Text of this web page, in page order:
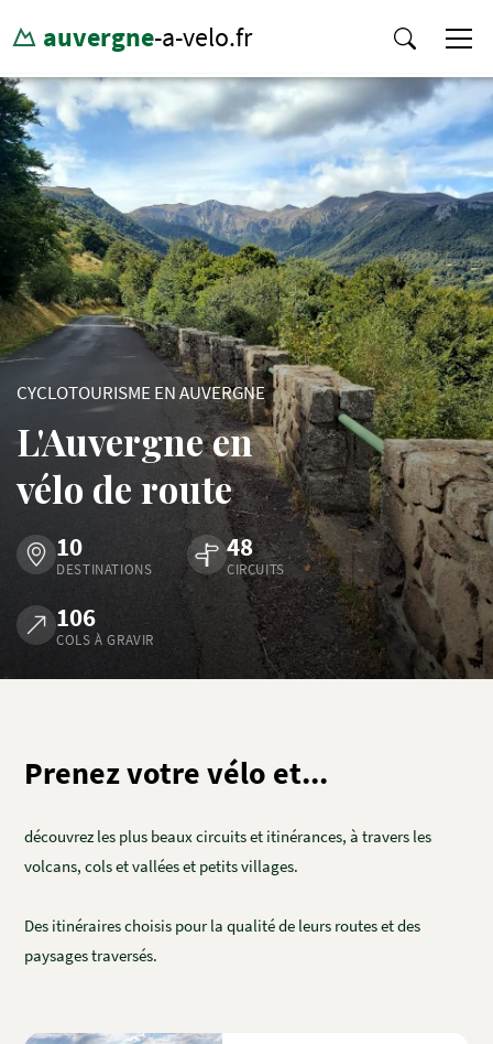
auvergne-a-velo.fr
CYCLOTOURISME EN AUVERGNE
L'Auvergne en
vélo de route
10
DESTINATIONS
48
CIRCUITS
106
COLS À GRAVIR
Prenez votre vélo et...
découvrez les plus beaux circuits et itinérances, à travers les
volcans, cols et vallées et petits villages.
Des itinéraires choisis pour la qualité de leurs routes et des
paysages traversés.